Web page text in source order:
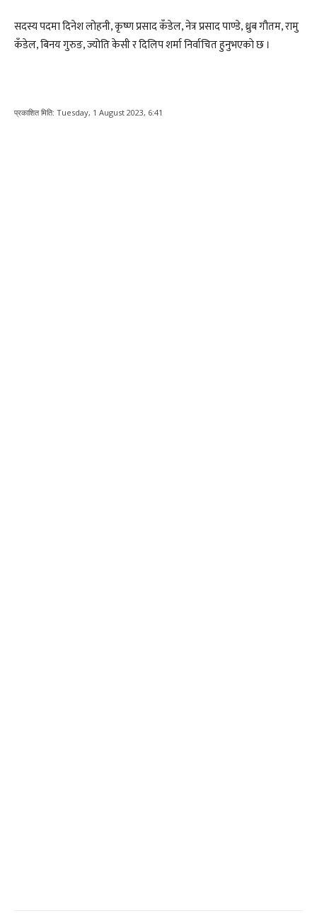
सदस्य पदमा दिनेश लोहनी, कृष्ण प्रसाद कँडेल, नेत्र प्रसाद पाण्डे, ध्रुब गौतम, रामु
कँडेल, बिनय गुरुङ, ज्योति केसी र दिलिप शर्मा निर्वाचित हुनुभएकाे छ ।
प्रकाशित मिति: Tuesday, 1 August 2023, 6:41